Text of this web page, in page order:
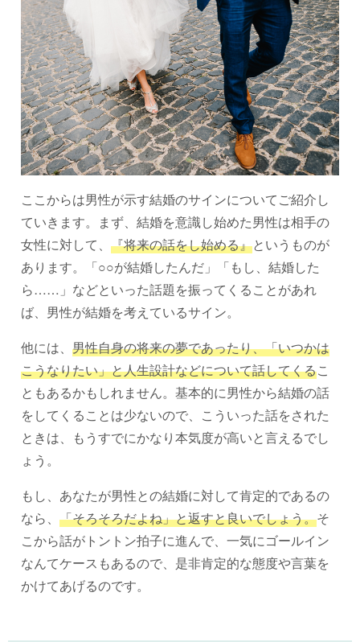
ここからは男性が示す結婚のサインについてご紹介し
ていきます。まず、結婚を意識し始めた男性は相手の
女性に対して、 『将来の話をし始める』というものが
あります。「○○が結婚したんだ」「もし、結婚した
ら……」などといった話題を振ってくることがあれ
ば、男性が結婚を考えているサイン。
他には、 男性自身の将来の夢であったり、「いつかは
こうなりたい」と人生設計などについて話してくるこ
ともあるかもしれません。基本的に男性から結婚の話
をしてくることは少ないので、こういった話をされた
ときは、もうすでにかなり本気度が高いと言えるでし
ょう。
もし、あなたが男性との結婚に対して肯定的であるの
なら、 「そろそろだよね」と返すと良いでしょう。そ
こから話がトントン拍子に進んで、一気にゴールイン
なんてケースもあるので、是非肯定的な態度や言葉を
かけてあげるのです。